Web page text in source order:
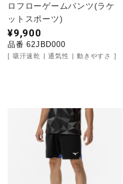
柔道
ウィンタースポ
ウォーキングシ
ライフスタイル
ロフローゲームパンツ(ラケ
ットスポーツ)
¥9,900
品番 62JBD000
吸汗速乾 通気性 動きやすさ